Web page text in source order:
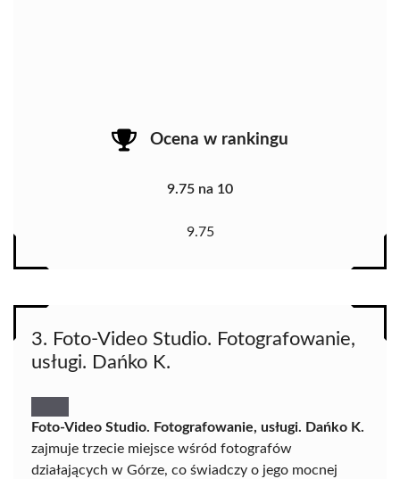
Ocena w rankingu
9.75 na 10
9.75
3. Foto-Video Studio. Fotografowanie,
usługi. Dańko K.
Foto-Video Studio. Fotografowanie, usługi. Dańko K.
zajmuje trzecie miejsce wśród fotografów
działających w Górze, co świadczy o jego mocnej